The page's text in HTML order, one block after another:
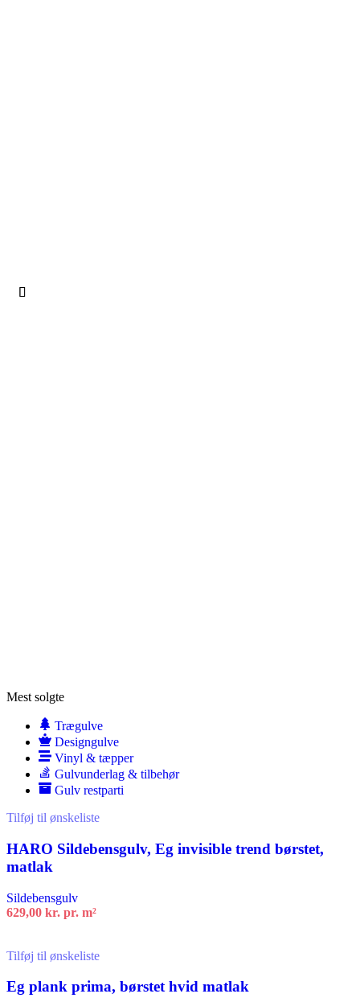
Mest solgte
Trægulve
Designgulve
Vinyl & tæpper
Gulvunderlag & tilbehør
Gulv restparti
Tilføj til ønskeliste
HARO Sildebensgulv, Eg invisible trend børstet,
matlak
Sildebensgulv
629,00 kr. pr. m²
Tilføj til ønskeliste
Eg plank prima, børstet hvid matlak